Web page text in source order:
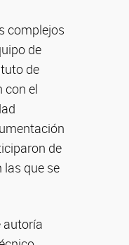
complejos
de
de
con el
de
que se
autoría